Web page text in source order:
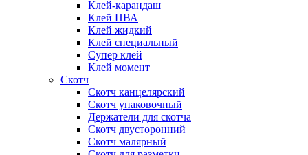
Клей-карандаш
Клей ПВА
Клей жидкий
Клей специальный
Супер клей
Клей момент
Скотч
Скотч канцелярский
Скотч упаковочный
Держатели для скотча
Скотч двусторонний
Скотч малярный